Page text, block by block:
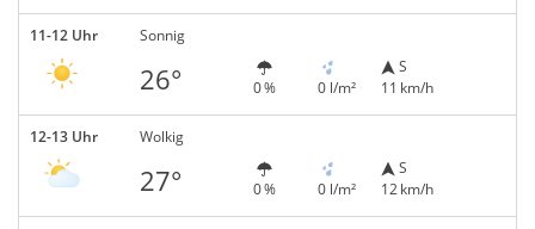
11-12 Uhr Sonnig
26° 0 % 0 l/m²
S
11 km/h
12-13 Uhr Wolkig
27° 0 % 0 l/m²
S
12 km/h